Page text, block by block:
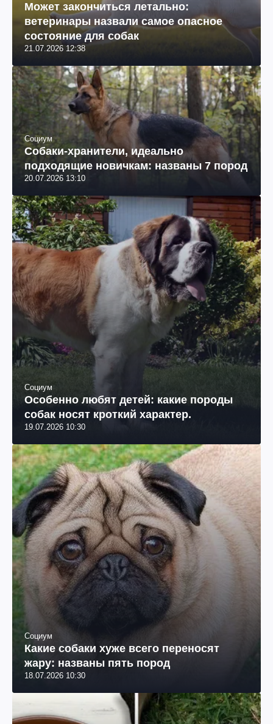
Может закончиться летально:
ветеринары назвали самое опасное
состояние для собак
21.07.2026 12:38
Социум
Собаки-хранители, идеально
подходящие новичкам: названы 7 пород
20.07.2026 13:10
Социум
Особенно любят детей: какие породы
собак носят кроткий характер.
19.07.2026 10:30
Социум
Какие собаки хуже всего переносят
жару: названы пять пород
18.07.2026 10:30